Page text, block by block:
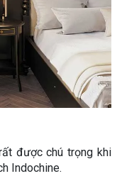
được chú trọng khi
Indochine.